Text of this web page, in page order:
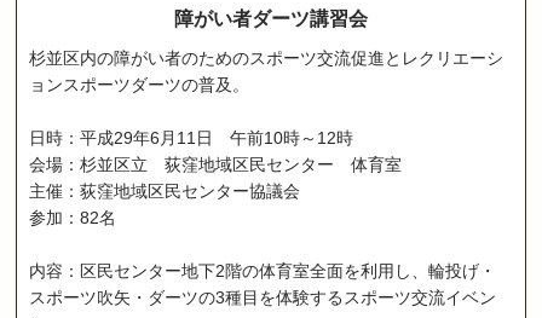
障がい者ダーツ講習会
杉並区内の障がい者のためのスポーツ交流促進とレクリエーシ
ョンスポーツダーツの普及。
日時：平成29年6月11日 午前10時～12時
会場：杉並区立 荻窪地域区民センター 体育室
主催：荻窪地域区民センター協議会
参加：82名
内容：区民センター地下2階の体育室全面を利用し、輪投げ・
スポーツ吹矢・ダーツの3種目を体験するスポーツ交流イベン